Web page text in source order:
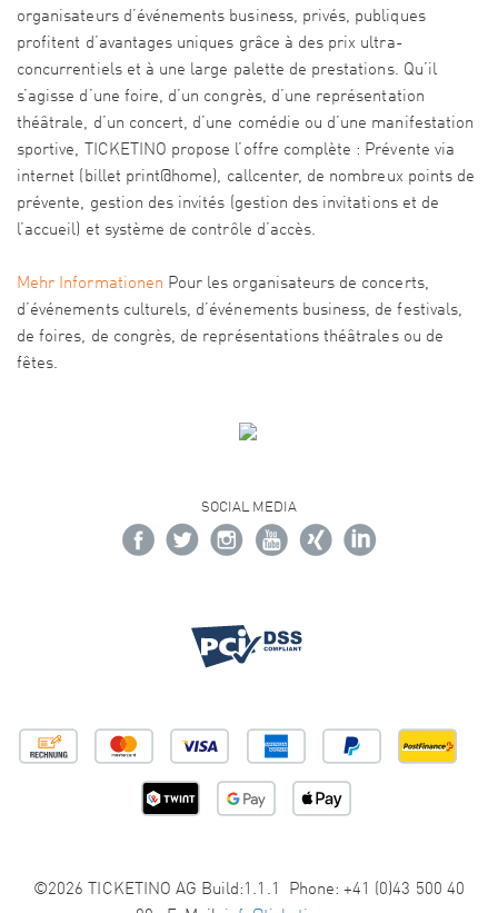
organisateurs d’événements business, privés, publiques
profitent d’avantages uniques grâce à des prix ultra-
concurrentiels et à une large palette de prestations. Qu’il
s’agisse d’une foire, d’un congrès, d’une représentation
théâtrale, d’un concert, d’une comédie ou d’une manifestation
sportive, TICKETINO propose l’offre complète : Prévente via
internet (billet print@home), callcenter, de nombreux points de
prévente, gestion des invités (gestion des invitations et de
l’accueil) et système de contrôle d’accès.
Mehr Informationen Pour les organisateurs de concerts,
d’événements culturels, d’événements business, de festivals,
de foires, de congrès, de représentations théâtrales ou de
fêtes.
SOCIAL MEDIA
©2026 TICKETINO AG Build:1.1.1 Phone: +41 (0)43 500 40